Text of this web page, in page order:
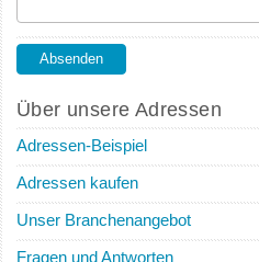
Über unsere Adressen
Adressen-Beispiel
Adressen kaufen
Unser Branchenangebot
Fragen und Antworten